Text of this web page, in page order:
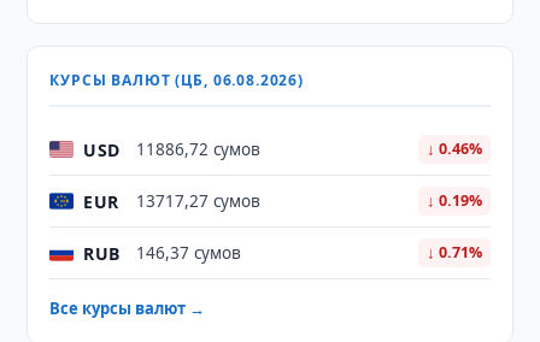
КУРСЫ ВАЛЮТ (ЦБ, 06.08.2026)
USD 11886,72 сумов ↓ 0.46%
EUR 13717,27 сумов ↓ 0.19%
RUB 146,37 сумов ↓ 0.71%
Все курсы валют →